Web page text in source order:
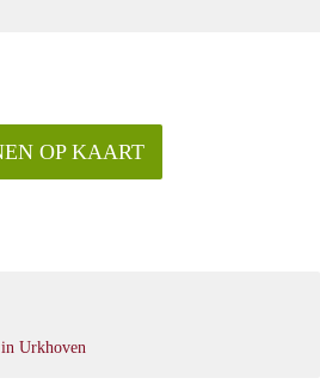
OP KAART
Urkhoven